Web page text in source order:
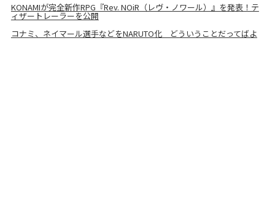
KONAMIが完全新作RPG『Rev. NOiR（レヴ・ノワール）』を発表！テ
ィザートレーラーを公開
コナミ、ネイマール選手などをNARUTO化 どういうことだってばよ